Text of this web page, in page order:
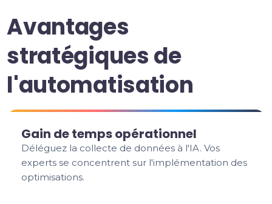
Avantages
stratégiques de
l'automatisation
Gain de temps opérationnel
Déléguez la collecte de données à l'IA. Vos
experts se concentrent sur l'implémentation des
optimisations.